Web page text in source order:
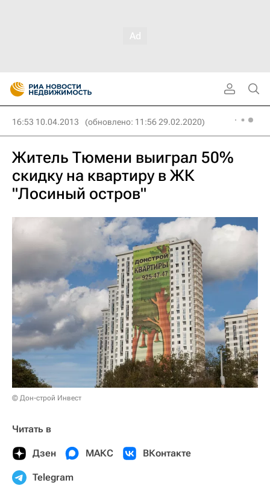
16:53 10.04.2013 (обновлено: 11:56 29.02.2020)
Житель Тюмени выиграл 50%
скидку на квартиру в ЖК
"Лосиный остров"
© Дон-строй Инвест
Читать в
Дзен МАКС ВКонтакте
Telegram